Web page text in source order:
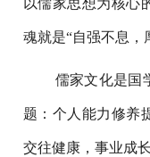
以儒家思想为核心
魂就是“自强不息，
儒家文化是国
题：个人能力修养
交往健康，事业成